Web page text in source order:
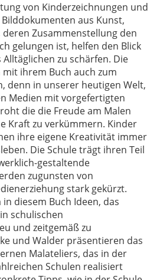
von Kinderzeichnungen und
aus Kunst,
Zusammenstellung den
gelungen ist, helfen den Blick
zu schärfen. Die
ihrem Buch auch zum
denn in unserer heutigen Welt,
Medien mit vorgefertigten
die die Freude am Malen
Kraft zu verkümmern. Kinder
ihre eigene Kreativität immer
Die Schule trägt ihren Teil
gestaltende
zugunsten von
stark gekürzt.
diesem Buch Ideen, das
schulischen
und zeitgemäß zu
und Walder präsentieren das
Malateliers, das in der
Schulen realisiert